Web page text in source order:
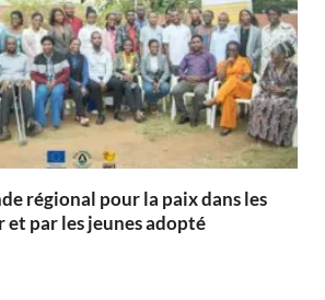
régional pour la paix dans les
et par les jeunes adopté